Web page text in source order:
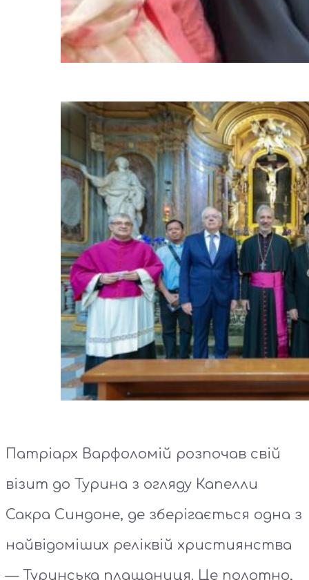
Патріарх Варфоломій розпочав свій
візит до Турина з огляду Капелли
Сакра Синдоне, де зберігається одна з
найвідоміших реліквій християнства
— Туринська плащаниця. Це полотно,